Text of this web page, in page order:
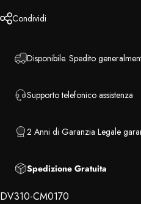
Condividi
Disponibile. Spedito
Supporto telefonico assistenza
2 Anni di Garanzia Legale
Spedizione Gratuita
DV310-CM0170